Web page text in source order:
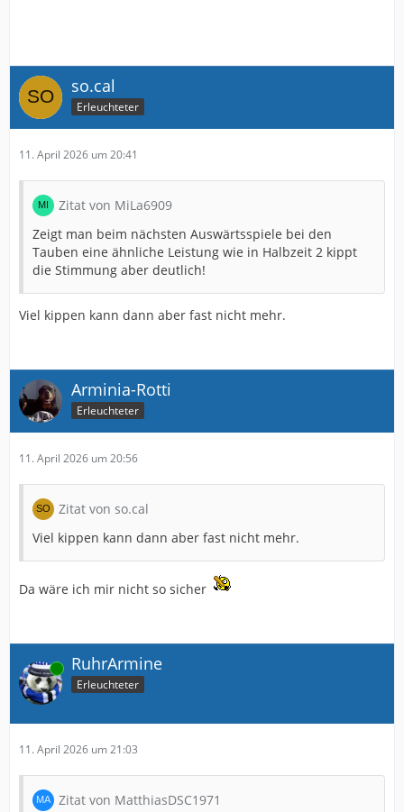
so.cal
Erleuchteter
11. April 2026 um 20:41
Zitat von MiLa6909
Zeigt man beim nächsten Auswärtsspiele bei den
Tauben eine ähnliche Leistung wie in Halbzeit 2 kippt
die Stimmung aber deutlich!
Viel kippen kann dann aber fast nicht mehr.
Arminia-Rotti
Erleuchteter
11. April 2026 um 20:56
Zitat von so.cal
Viel kippen kann dann aber fast nicht mehr.
Da wäre ich mir nicht so sicher
Online RuhrArmine
Erleuchteter
11. April 2026 um 21:03
Zitat von MatthiasDSC1971